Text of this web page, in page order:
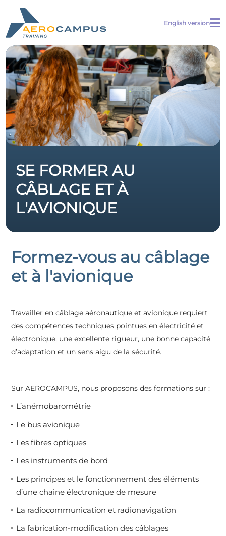
English version
SE FORMER AU
CÂBLAGE ET À
L'AVIONIQUE
Formez-vous au câblage
et à l'avionique
Travailler en câblage aéronautique et avionique requiert
des compétences techniques pointues en électricité et
électronique, une excellente rigueur, une bonne capacité
d’adaptation et un sens aigu de la sécurité.
Sur AEROCAMPUS, nous proposons des formations sur :
L’anémobarométrie
Le bus avionique
Les fibres optiques
Les instruments de bord
Les principes et le fonctionnement des éléments
d’une chaine électronique de mesure
La radiocommunication et radionavigation
La fabrication-modification des câblages